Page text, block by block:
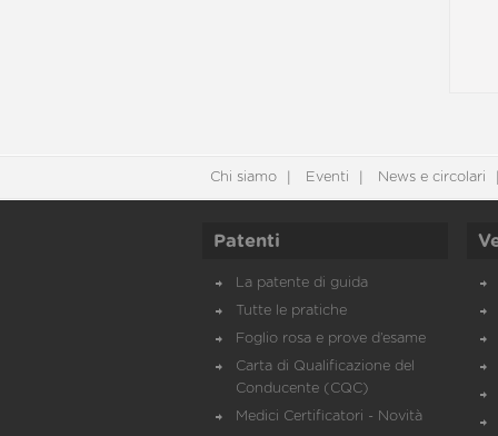
Chi siamo Eventi News e circolari
Patenti
La patente di guida
Tutte le pratiche
Foglio rosa e prove d’esame
Carta di Qualificazione del
Conducente (CQC)
Medici Certificatori - Novità